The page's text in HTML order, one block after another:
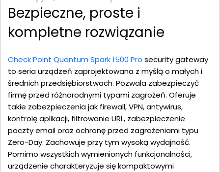
Bezpieczne, proste i
kompletne rozwiązanie
Check Point Quantum Spark 1500 Pro security gateway
to seria urządzeń zaprojektowana z myślą o małych i
średnich przedsiębiorstwach. Pozwala zabezpieczyć
firmę przed różnorodnymi typami zagrożeń. Oferuje
takie zabezpieczenia jak firewall, VPN, antywirus,
kontrolę aplikacji, filtrowanie URL, zabezpieczenie
poczty email oraz ochronę przed zagrożeniami typu
Zero-Day. Zachowuje przy tym wysoką wydajność.
Pomimo wszystkich wymienionych funkcjonalności,
urządzenie charakteryzuje się kompaktowymi